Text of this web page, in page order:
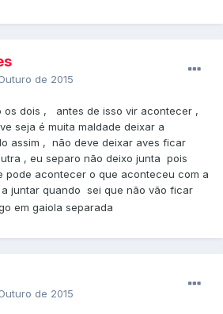
de 2015
os dois , antes de isso vir acontecer ,
seja é muita maldade deixar a
assim , não deve deixar aves ficar
, eu separo não deixo junta pois
pode acontecer o que aconteceu com a
juntar quando sei que não vão ficar
em gaiola separada
de 2015